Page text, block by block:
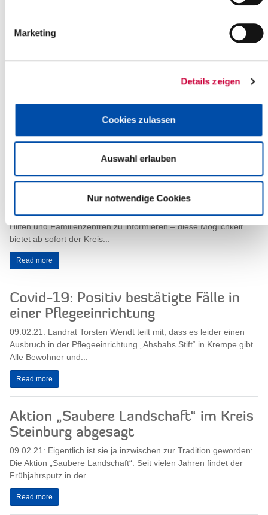
Marketing
Details zeigen
Cookies zulassen
Auswahl erlauben
Nur notwendige Cookies
Wirtschaft
12.02.21: Der Ausschuss für Wirtschaft des Steinburger
Uhr. Sitzungsort ist der...
Wir unterstützen Sie: Hilfs- und
Unterstützungsangebote für Familien
im Kreis Steinburg
10.02.2021: „Sich online über sämtliche Angebote der Frühen
Hilfen und Familienzentren zu informieren – diese Möglichkeit
bietet ab sofort der Kreis...
Read more
Covid-19: Positiv bestätigte Fälle in
einer Pflegeeinrichtung
09.02.21: Landrat Torsten Wendt teilt mit, dass es leider einen
Ausbruch in der Pflegeeinrichtung „Ahsbahs Stift“ in Krempe gibt.
Alle Bewohner und...
Read more
Aktion „Saubere Landschaft“ im Kreis
Steinburg abgesagt
09.02.21: Eigentlich ist sie ja inzwischen zur Tradition geworden:
Die Aktion „Saubere Landschaft“. Seit vielen Jahren findet der
Frühjahrsputz in der...
Read more